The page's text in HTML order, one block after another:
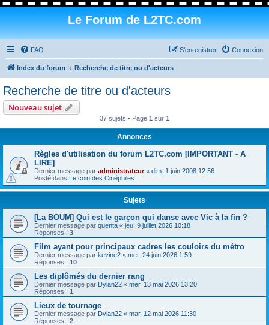
Le Forum de L2TC.com
FAQ Connexion
S’enregistrer
Index du forum Recherche de titre ou d'acteurs
Recherche de titre ou d'acteurs
Nouveau sujet
37 sujets • Page 1 sur 1
Annonces
Règles d'utilisation du forum L2TC.com [IMPORTANT - A
LIRE]
Dernier message par administrateur« dim. 1 juin 2008 12:56
Posté dans Le coin des Cinéphiles
Sujets
[La BOUM] Qui est le garçon qui danse avec Vic à la fin ?
Dernier message par quenta « jeu. 9 juillet 2026 10:18
Réponses : 3
Film ayant pour principaux cadres les couloirs du métro
Dernier message par kevine2 « mer. 24 juin 2026 1:59
Réponses : 10
Les diplômés du dernier rang
Dernier message par Dylan22 « mer. 13 mai 2026 13:20
Réponses : 1
Lieux de tournage
Dernier message par Dylan22 « mar. 12 mai 2026 11:30
Réponses : 2